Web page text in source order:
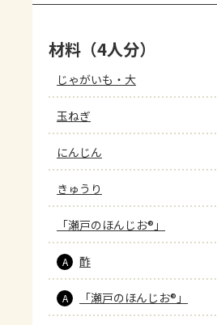
材料（4人分）
じゃがいも・大
玉ねぎ
にんじん
きゅうり
「瀬戸のほんじお®」
A 酢
A 「瀬戸のほんじお®」